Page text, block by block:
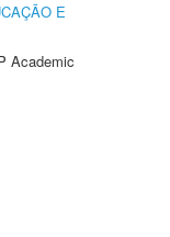
E
Academic